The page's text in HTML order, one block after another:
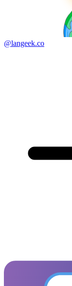
@langeek.co